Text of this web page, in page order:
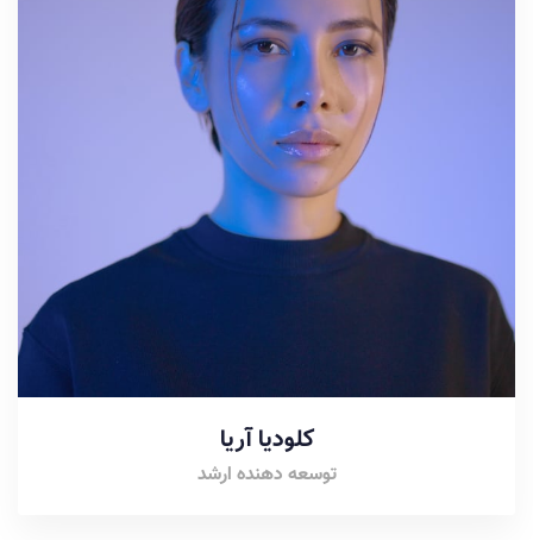
کلودیا آریا
توسعه دهنده ارشد